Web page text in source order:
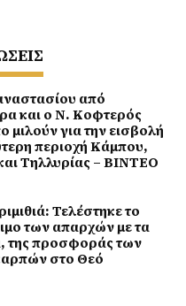
από
και ο Ν. Κοφτερός
μιλούν για την εισβολή
περιοχή Κάμπου,
Τηλλυρίας – ΒΙΝΤΕΟ
Τελέστηκε το
των απαρχών με τα
της προσφοράς των
στο Θεό